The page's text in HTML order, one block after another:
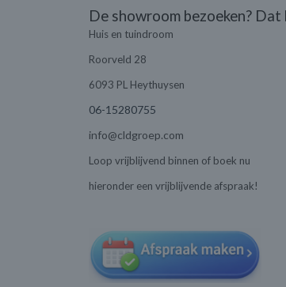
De showroom bezoeken?
Huis en tuindroom
Roorveld 28
6093 PL Heythuysen
06-15280755
info@cldgroep.com
Loop vrijblijvend binnen of boek nu
hieronder een vrijblijvende afspraak!